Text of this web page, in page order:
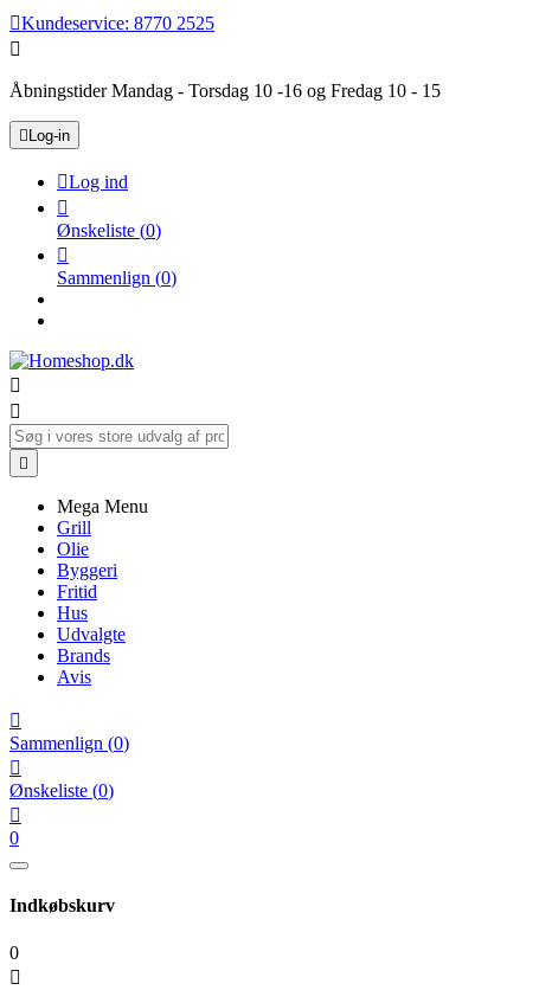
Kundeservice: 8770 2525

Åbningstider Mandag - Torsdag 10 -16 og Fredag 10 - 15
 Log-in
Log ind

Ønskeliste (0)

Sammenlign (0)



Mega Menu
Grill
Olie
Byggeri
Fritid
Hus
Udvalgte
Brands
Avis

Sammenlign (0)

Ønskeliste (0)

0
Indkøbskurv
0
